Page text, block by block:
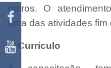
outros. O
uma das atividades
O Currículo